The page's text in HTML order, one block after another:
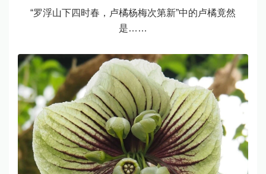
“罗浮山下四时春，卢橘杨梅次第新”中的卢橘竟然
是……